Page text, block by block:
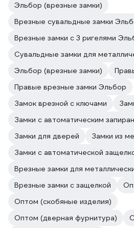
Эльбор (врезные замки)
Врезные сувальдные замки
Врезные замки с 3 ригелями
Сувальдные замки для
Эльбор (врезные замки)
Правые врезные замки Эльбор
Замок врезной с ключами
Замки с автоматическим
Замки для дверей
Замки из
Замки с автоматической
Врезные замки для
Врезные замки с защелкой
Оптом (скобяные изделия)
Оптом (дверная фурнитура)